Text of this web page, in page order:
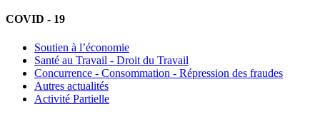
COVID - 19
Soutien à l’économie
Santé au Travail - Droit du Travail
Concurrence - Consommation - Répression des fraudes
Autres actualités
Activité Partielle